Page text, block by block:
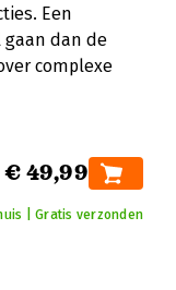
Een
gaan dan de
complexe
€ 49,99
| Gratis verzonden